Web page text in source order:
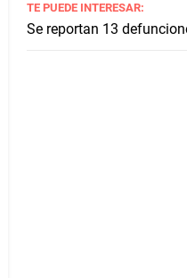
TE PUEDE INTERESAR:
Se reportan 13